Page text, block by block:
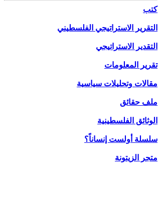
كتب
التقرير الاستراتيجي الفلسطيني
التقدير الاستراتيجي
تقرير المعلومات
مقالات وتحليلات سياسية
ملف حقائق
الوثائق الفلسطينية
سلسلة أولست إنساناً؟
متجر الزيتونة